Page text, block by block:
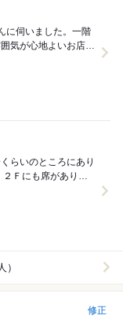
に伺いました。一階
気が心地よいお店で
らいのところにあり
修正